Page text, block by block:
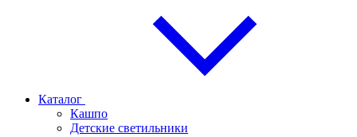
Каталог
Кашпо
Детские светильники